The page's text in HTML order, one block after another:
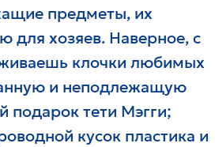
предметы, их
для хозяев. Наверное, с
клочки любимых
и неподлежащую
подарок тети Мэгги;
кусок пластика и